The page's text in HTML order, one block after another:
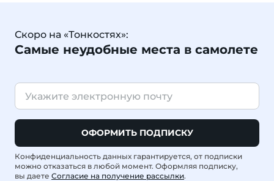
Скоро на «Тонкостях»:
Самые неудобные места в самолете
ОФОРМИТЬ ПОДПИСКУ
Конфиденциальность данных гарантируется, от подписки
можно отказаться в любой момент. Оформляя подписку,
вы даете Согласие на получение рассылки.